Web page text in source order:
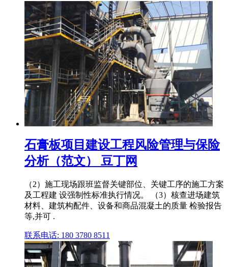
石膏板项目建设工程风险管理与保险
分析（范文） 豆丁网
（2）施工现场跟班监督关键部位、关键工序的施工方案
及工程建 设强制性标准执行情况。 （3）核查进场建筑
材料、建筑构配件、设备和商品混凝土的质量 检验报告
等,并可 .
联系电话: 180 3780 8511